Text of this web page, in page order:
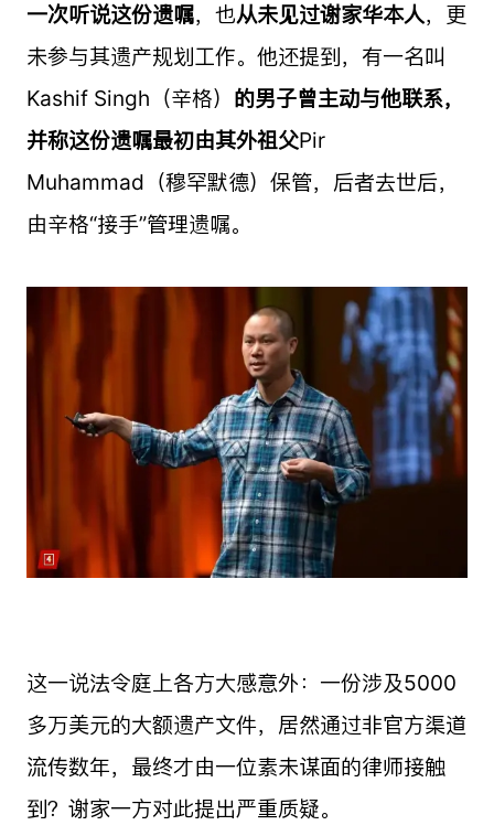
一次听说这份遗嘱，也从未见过谢家华本人，更
未参与其遗产规划工作。他还提到，有一名叫
Kashif Singh（辛格） 的男子曾主动与他联系，
并称这份遗嘱最初由其外祖父Pir
Muhammad（穆罕默德）保管，后者去世后，
由辛格“接手”管理遗嘱。
这一说法令庭上各方大感意外：一份涉及5000
多万美元的大额遗产文件，居然通过非官方渠道
流传数年，最终才由一位素未谋面的律师接触
到？谢家一方对此提出严重质疑。